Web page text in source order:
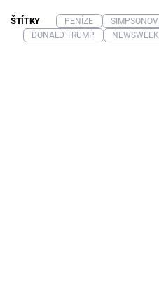
ŠTÍTKY PENÍZE SIMPSONOVI
DONALD TRUMP
NEWSWEEK